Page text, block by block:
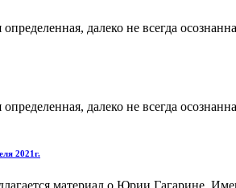
далеко не всегда
далеко не всегда
2021г.
материал о Юрии Гагарине.